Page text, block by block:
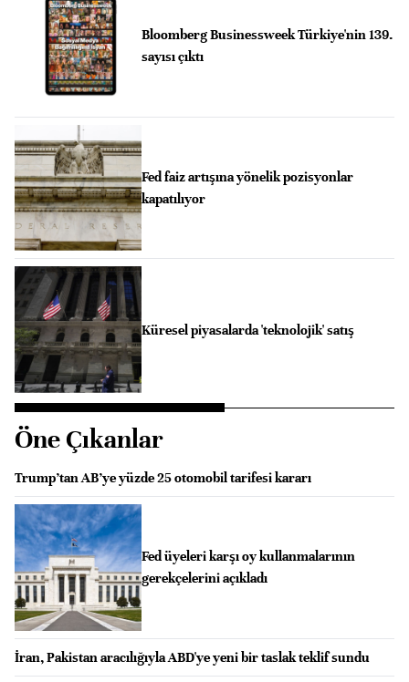
Bloomberg Businessweek Türkiye'nin 139.
sayısı çıktı
Fed faiz artışına yönelik pozisyonlar
kapatılıyor
Küresel piyasalarda 'teknolojik' satış
Öne Çıkanlar
Trump’tan AB’ye yüzde 25 otomobil tarifesi kararı
Fed üyeleri karşı oy kullanmalarının
gerekçelerini açıkladı
İran, Pakistan aracılığıyla ABD'ye yeni bir taslak teklif sundu